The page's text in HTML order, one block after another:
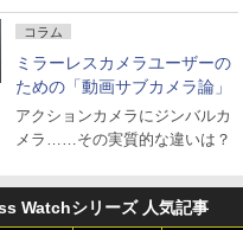
コラム
ミラーレスカメラユーザーの
ための「動画サブカメラ論」
アクションカメラにジンバルカ
メラ……その実質的な違いは？
Watchシリーズ 人気記事